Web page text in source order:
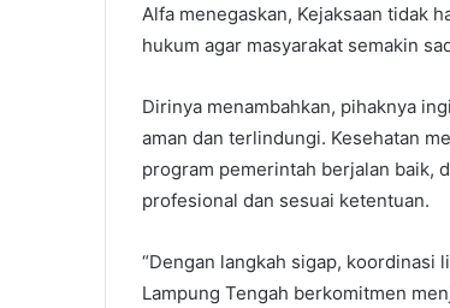
Alfa menegaskan, Kejaksaan tidak
hukum agar masyarakat semakin
Dirinya menambahkan, pihaknya
aman dan terlindungi. Kesehatan
program pemerintah berjalan baik,
profesional dan sesuai ketentuan.
“Dengan langkah sigap, koordinasi
Lampung Tengah berkomitmen